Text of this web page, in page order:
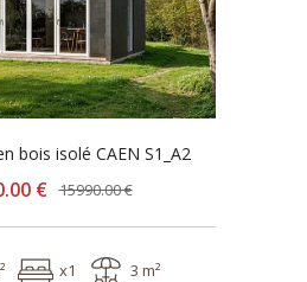
bois isolé CAEN S1_A2
€ 15990.00 €
x1 3 m²